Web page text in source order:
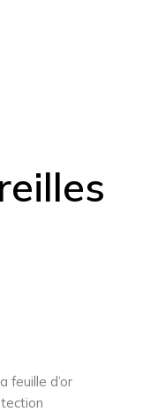
feuille d’or